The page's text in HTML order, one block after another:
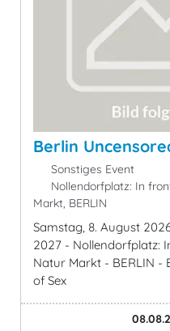
Berlin
Sonstiges Event
Nollendorfplatz: In
Markt, BERLIN
Samstag, 8. August
2027 - Nollendorfplatz:
Natur Markt - BERLIN -
of Sex